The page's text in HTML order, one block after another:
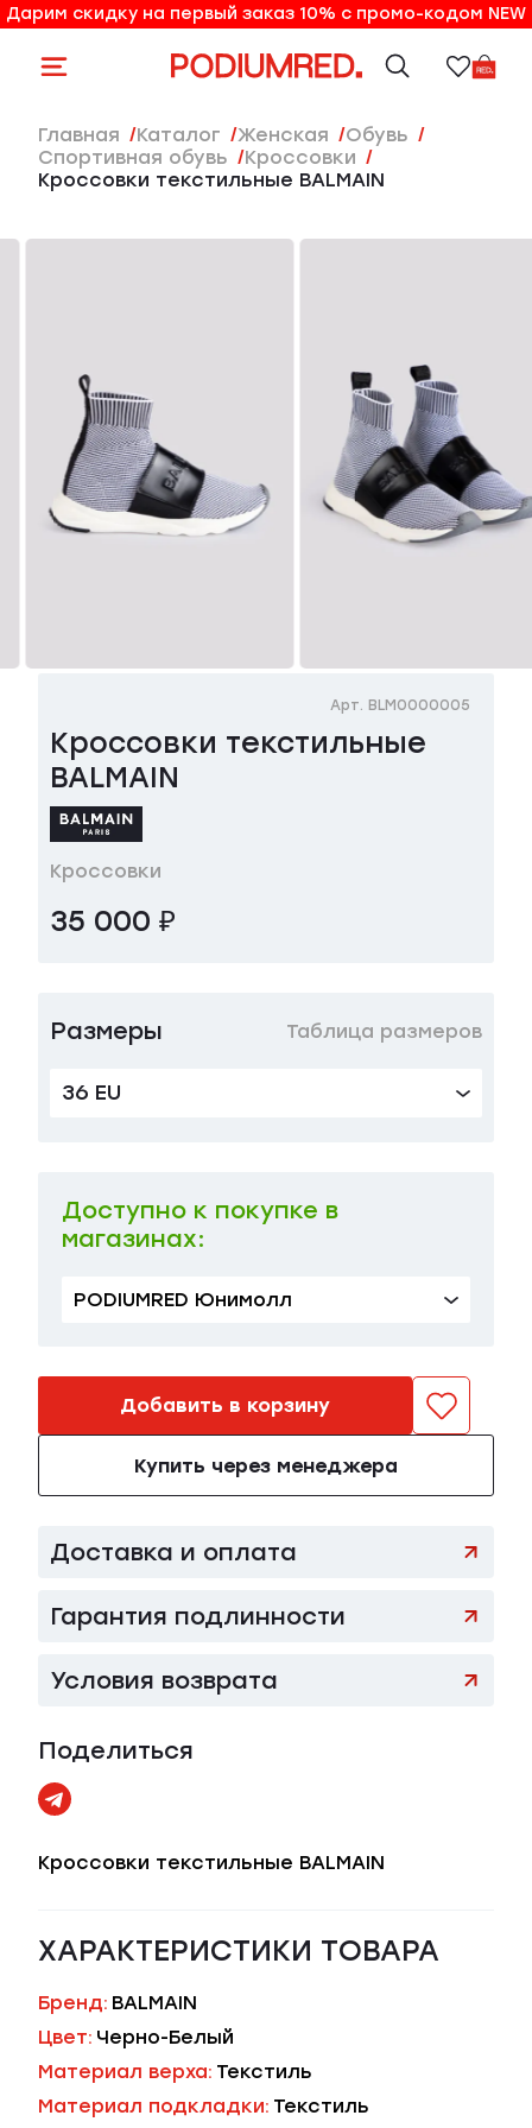
10% на первый заказ по промо-коду NEW
Дарим скидку на первый заказ 10% с промо-кодом NEW
Главная Каталог женская
Обувь
Спортивная обувь
Кроссовки
Кроссовки текстильные BALMAIN
Кроссовки текстильные
BALMAIN
Арт. BLM0000005
Кроссовки
35 000 ₽
Размеры Таблица размеров
36 EU
Доступно к покупке в
магазинах:
PODIUMRED Юнимолл
Добавить в корзину
Купить через менеджера
Доставка и оплата
Гарантия подлинности
Условия возврата
Поделиться
Кроссовки текстильные BALMAIN
ХАРАКТЕРИСТИКИ ТОВАРА
Бренд: BALMAIN
Цвет: Черно-Белый
Материал верха: Текстиль
Материал подкладки: Текстиль